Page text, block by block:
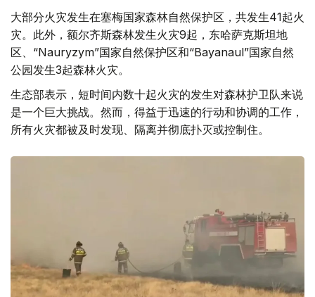
大部分火灾发生在塞梅国家森林自然保护区，共发生41起火
灾。此外，额尔齐斯森林发生火灾9起，东哈萨克斯坦地
区、“Nauryzym”国家自然保护区和“Bayanaul”国家自然
公园发生3起森林火灾。
生态部表示，短时间内数十起火灾的发生对森林护卫队来说
是一个巨大挑战。然而，得益于迅速的行动和协调的工作，
所有火灾都被及时发现、隔离并彻底扑灭或控制住。